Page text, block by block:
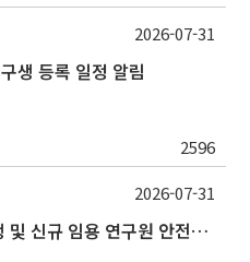
생 등록 일정 알림
2596
2026-07-31
2026년 2학기 대학원 신입생 및 신규 임용 연구원 안전환경교육(신규교육) 실시 안내
2026-07-31